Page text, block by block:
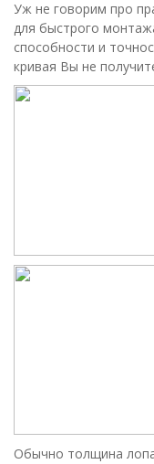
Уж не говорим про
для быстрого
способности и
кривая Вы не
Обычно толщина